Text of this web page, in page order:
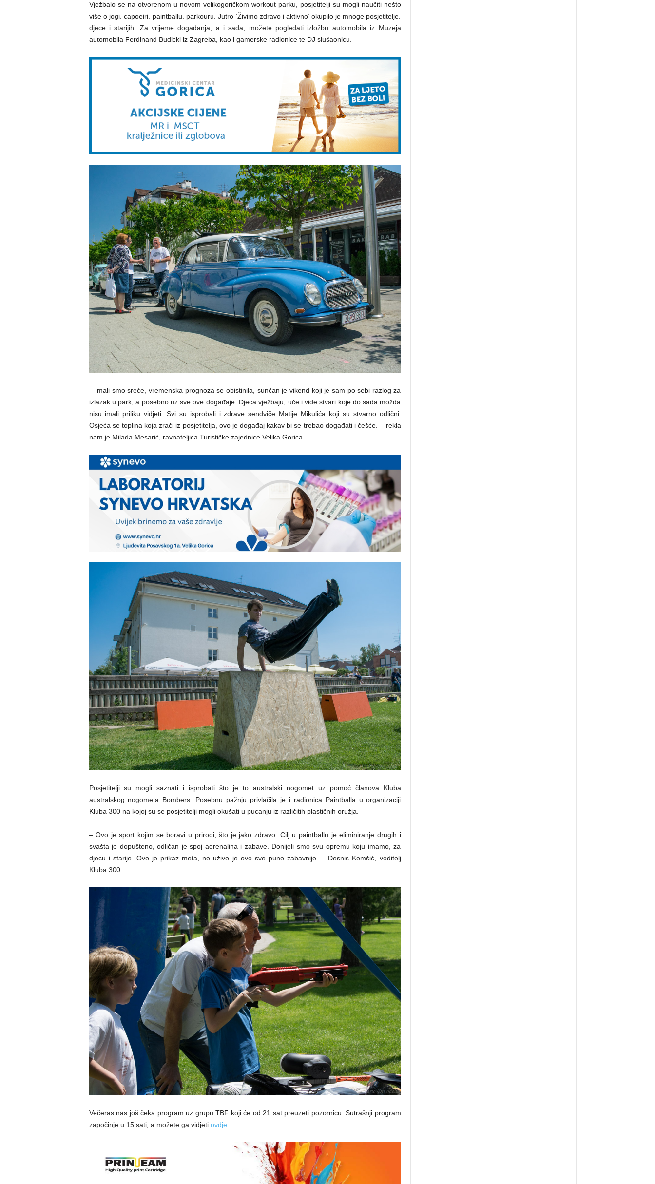
Vježbalo se na otvorenom u novom velikogoričkom workout parku, posjetitelji su mogli naučiti nešto
više o jogi, capoeiri, paintballu, parkouru. Jutro ‘Živimo zdravo i aktivno’ okupilo je mnoge posjetitelje,
djece i starijih. Za vrijeme događanja, a i sada, možete pogledati izložbu automobila iz Muzeja
automobila Ferdinand Budicki iz Zagreba, kao i gamerske radionice te DJ slušaonicu.
– Imali smo sreće, vremenska prognoza se obistinila, sunčan je vikend koji je sam po sebi razlog za
izlazak u park, a posebno uz sve ove događaje. Djeca vježbaju, uče i vide stvari koje do sada možda
nisu imali priliku vidjeti. Svi su isprobali i zdrave sendviče Matije Mikulića koji su stvarno odlični.
Osjeća se toplina koja zrači iz posjetitelja, ovo je događaj kakav bi se trebao događati i češće. – rekla
nam je Milada Mesarić, ravnateljica Turističke zajednice Velika Gorica.
Posjetitelji su mogli saznati i isprobati što je to australski nogomet uz pomoć članova Kluba
australskog nogometa Bombers. Posebnu pažnju privlačila je i radionica Paintballa u organizaciji
Kluba 300 na kojoj su se posjetitelji mogli okušati u pucanju iz različitih plastičnih oružja.
– Ovo je sport kojim se boravi u prirodi, što je jako zdravo. Cilj u paintballu je eliminiranje drugih i
svašta je dopušteno, odličan je spoj adrenalina i zabave. Donijeli smo svu opremu koju imamo, za
djecu i starije. Ovo je prikaz meta, no uživo je ovo sve puno zabavnije. – Desnis Komšić, voditelj
Kluba 300.
Večeras nas još čeka program uz grupu TBF koji će od 21 sat preuzeti pozornicu. Sutrašnji program
započinje u 15 sati, a možete ga vidjeti ovdje